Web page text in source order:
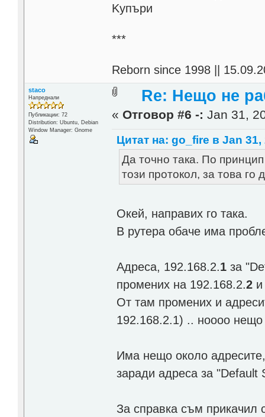
Kупъри
***
Reborn since 1998 ||
staco
Напреднали
Публикации: 72
Distribution: Ubuntu, Debian
Window Manager: Gnome
Re: Нещо не
« Отговор #6 -: Jan 31,
Цитат на: go_fire в Jan 31,
Да точно така. По
този протокол, за това го
Окей, направих го така.
В рутера обаче има
Адреса, 192.168.2.1 за
промених на 192.168.2.2
От там промених и
192.168.2.1) .. ноооо нещо
Има нещо около
заради адреса за
За справка съм прикачил